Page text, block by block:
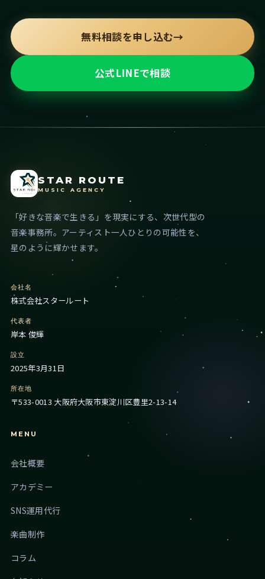
無料相談を申し込む→
公式LINEで相談
STAR ROUTE
MUSIC AGENCY
「好きな音楽で生きる」を現実にする、次世代型の
音楽事務所。アーティスト一人ひとりの可能性を、
星のように輝かせます。
会社名
株式会社スタールート
代表者
岸本 俊輝
設立
2025年3月31日
所在地
〒533-0013 大阪府大阪市東淀川区豊里2-13-14
MENU
会社概要
アカデミー
SNS運用代行
楽曲制作
コラム